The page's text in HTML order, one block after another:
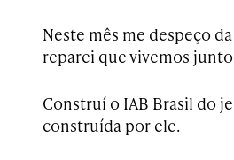
Neste mês me despeço
reparei que vivemos
Construí o IAB Brasil do
construída por ele.